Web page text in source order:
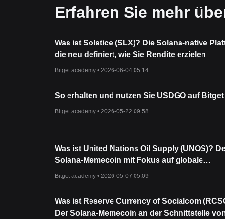
Erfahren Sie mehr
Was ist Solstice (SLX)? Die Solana-native
die neu definiert, wie Sie Rendite erzielen
Bitget academy • 2026-06-04 05:14
So erhalten und nutzen Sie USDGO auf Bitget
Bitget academy • 2026-05-22 09:58
Was ist United Nations Oil Supply (UNOS)?
Solana-Memecoin mit Fokus auf globale
Energienarrative
Bitget academy • 2026-05-07 05:09
Was ist Reserve Currency of Socialcom
Der Solana-Memecoin an der Schnittstelle von